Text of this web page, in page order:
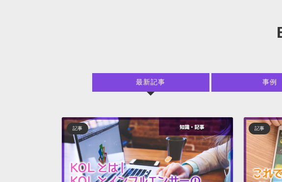
最新記事 事例
記事 記事